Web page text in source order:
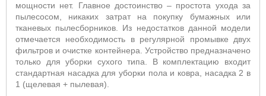
мощности нет. Главное достоинство – простота ухода за
пылесосом, никаких затрат на покупку бумажных или
тканевых пылесборников. Из недостатков данной модели
отмечается необходимость в регулярной промывке двух
фильтров и очистке контейнера. Устройство предназначено
только для уборки сухого типа. В комплектацию входит
стандартная насадка для уборки пола и ковра, насадка 2 в
1 (щелевая + пылевая).